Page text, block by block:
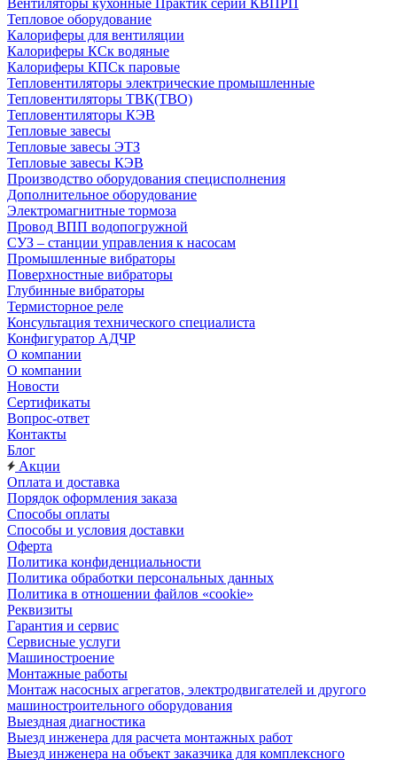
Вентиляторы кухонные Практик серии КВПРП
Тепловое оборудование
Калориферы для вентиляции
Калориферы КСк водяные
Калориферы КПСк паровые
Тепловентиляторы электрические промышленные
Тепловентиляторы ТВК(ТВО)
Тепловентиляторы КЭВ
Тепловые завесы
Тепловые завесы ЭТЗ
Тепловые завесы КЭВ
Производство оборудования специсполнения
Дополнительное оборудование
Электромагнитные тормоза
Провод ВПП водопогружной
СУЗ – станции управления к насосам
Промышленные вибраторы
Поверхностные вибраторы
Глубинные вибраторы
Термисторное реле
Консультация технического специалиста
Конфигуратор АДЧР
О компании
О компании
Новости
Сертификаты
Вопрос-ответ
Контакты
Блог
Акции
Оплата и доставка
Порядок оформления заказа
Способы оплаты
Способы и условия доставки
Оферта
Политика конфиденциальности
Политика обработки персональных данных
Политика в отношении файлов «cookie»
Реквизиты
Гарантия и сервис
Сервисные услуги
Машиностроение
Монтажные работы
Монтаж насосных агрегатов, электродвигателей и другого
машиностроительного оборудования
Выездная диагностика
Выезд инженера для расчета монтажных работ
Выезд инженера на объект заказчика для комплексного